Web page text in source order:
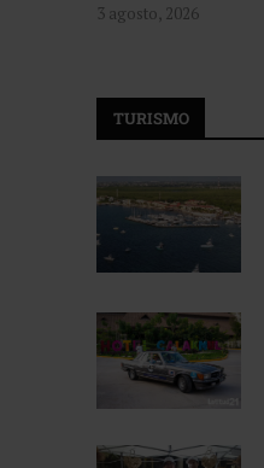
3 agosto, 2026
TURISMO